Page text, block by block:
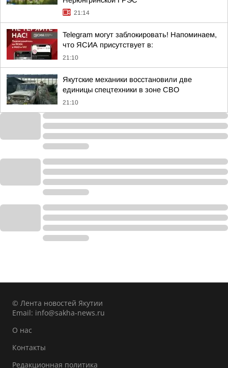
21:14
Telegram могут заблокировать! Напоминаем,
что ЯСИА присутствует в:
21:10
Якутские механики восстановили две
единицы спецтехники в зоне СВО
21:10
© Лента новостей Якутии
Email: info@sakha-news.ru
О нас
Контакты
Редакционная политика